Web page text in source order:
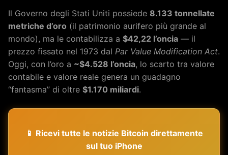
Il Governo degli Stati Uniti possiede 8.133 tonnellate
metriche d’oro (il patrimonio aurifero più grande al
mondo), ma le contabilizza a $42,22 l’oncia — il
prezzo fissato nel 1973 dal Par Value Modification Act.
Oggi, con l’oro a ~$4.528 l’oncia, lo scarto tra valore
contabile e valore reale genera un guadagno
“fantasma” di oltre $1.170 miliardi.
📱 Ricevi tutte le notizie Bitcoin direttamente
sul tuo iPhone